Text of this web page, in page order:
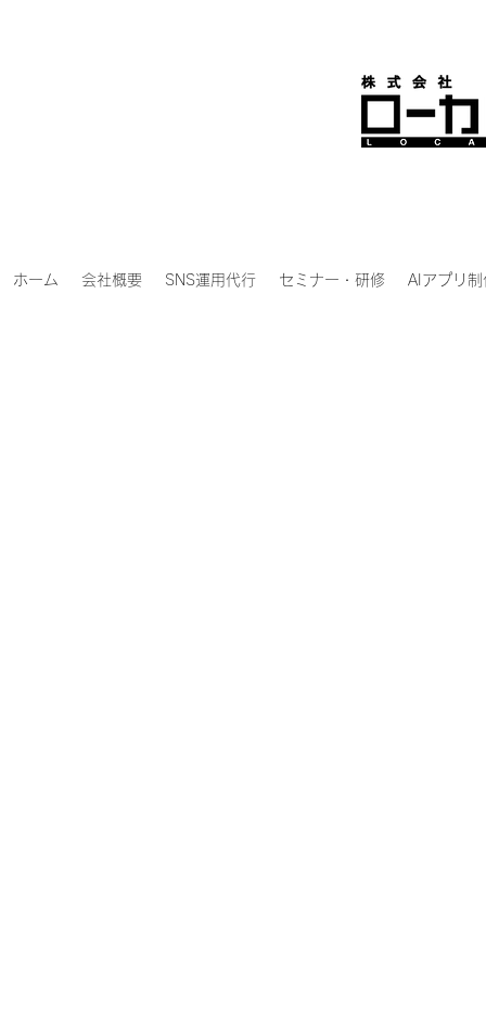
ホーム 会社概要 SNS運用代行 セミナー・研修 AIアプリ制